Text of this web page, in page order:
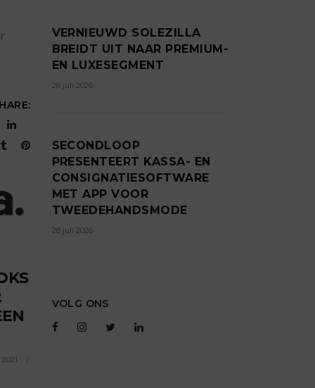
VERNIEUWD SOLEZILLA
BREIDT UIT NAAR PREMIUM-
EN LUXESEGMENT
28 juli 2026
SECONDLOOP
PRESENTEERT KASSA- EN
CONSIGNATIESOFTWARE
MET APP VOOR
TWEEDEHANDSMODE
28 juli 2026
VOLG ONS